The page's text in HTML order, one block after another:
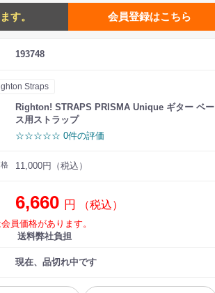
す。 会員登録はこちら
193748
Straps
Righton! STRAPS PRISMA Unique ギター ベー
ス用ストラップ
☆☆☆☆☆ 0件の評価
11,000円（税込）
6,660 円 （税込）
員価格があります。
送料弊社負担
現在、品切れ中です